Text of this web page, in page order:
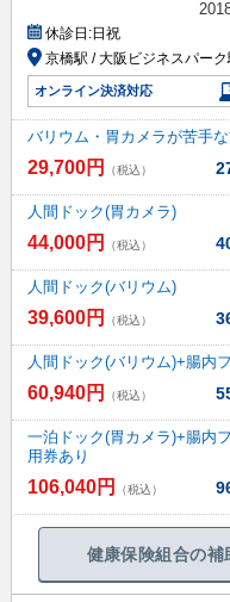
休診日:日祝
京橋駅 / 大阪ビジネスパーク
オンライン決済対応
バリウム・胃カメラが苦手
29,700円 （税込）
人間ドック(胃カメラ)
44,000円 （税込）
人間ドック(バリウム)
39,600円 （税込）
人間ドック(バリウム)+腸内
60,940円 （税込）
一泊ドック(胃カメラ)+腸内
用券あり
106,040円 （税込）
健康保険組合の補